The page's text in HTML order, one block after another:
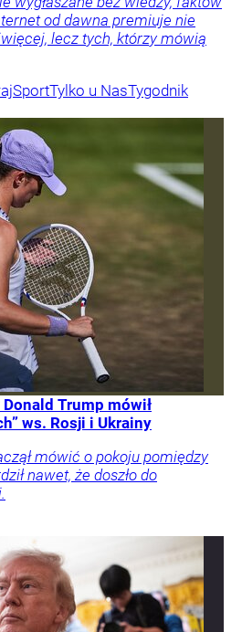
od dawna premiuje nie
lecz tych, którzy mówią
SportTylko u NasTygodnik
Trump mówił
ws. Rosji i Ukrainy
mówić o pokoju pomiędzy
nawet, że doszło do